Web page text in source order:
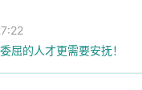
屈的人才更需要安抚！